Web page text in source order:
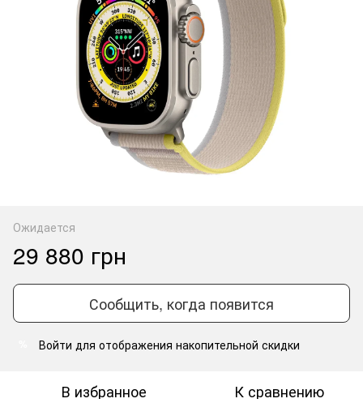
Ожидается
29 880 грн
Сообщить, когда появится
Войти для отображения накопительной скидки
В избранное К сравнению